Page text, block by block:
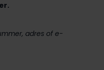
adres of e-